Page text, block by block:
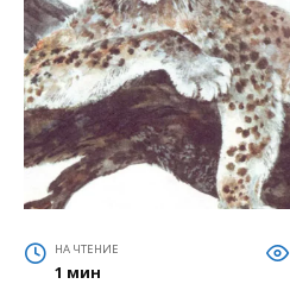
НА ЧТЕНИЕ
1 мин